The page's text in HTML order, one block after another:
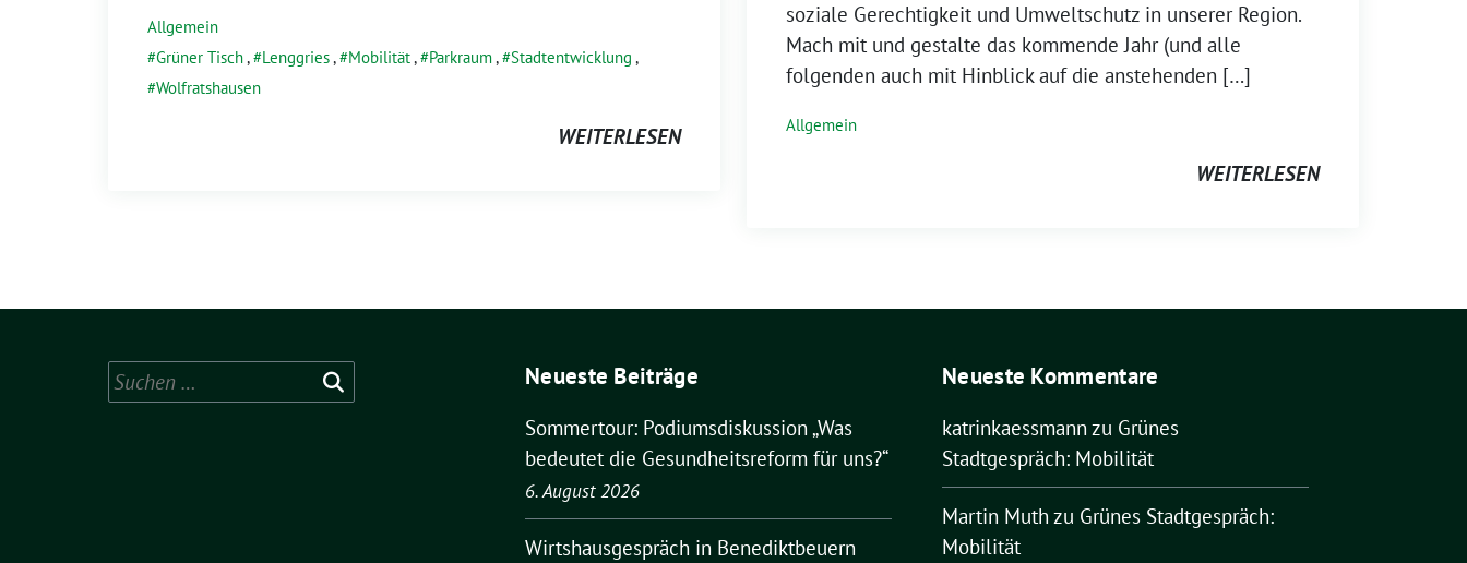
Allgemein
Grüner Tisch, Lenggries, Mobilität, Parkraum, Stadtentwicklung ,
Wolfratshausen
WEITERLESEN
soziale Gerechtigkeit und Umweltschutz in unserer Region.
Mach mit und gestalte das kommende Jahr (und alle
folgenden auch mit Hinblick auf die anstehenden […]
Allgemein
WEITERLESEN
Suchen
nach:
Neueste Beiträge
Sommertour: Podiumsdiskussion „Was
bedeutet die Gesundheitsreform für uns?“
6. August 2026
Wirtshausgespräch in Benediktbeuern
Neueste Kommentare
katrinkaessmann zu Grünes
Stadtgespräch: Mobilität
Martin Muth zu Grünes Stadtgespräch:
Mobilität